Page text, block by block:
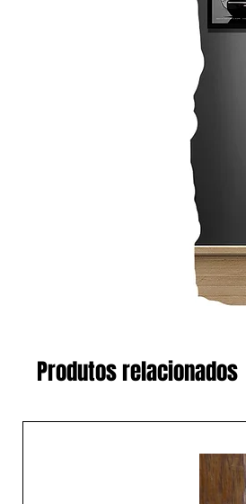
Produtos relacionados